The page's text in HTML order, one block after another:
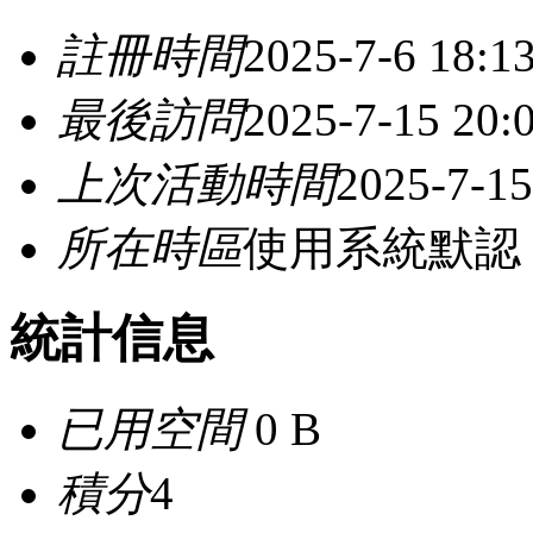
註冊時間2025-7-6
最後訪問2025-7-15
上次活動時間2025-7-
所在時區使用系統默認
統計信息
已用空間0 B
積分4